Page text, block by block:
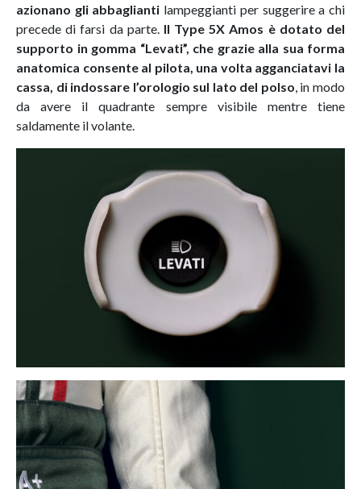
azionano gli abbaglianti lampeggianti per suggerire a chi
precede di farsi da parte. Il Type 5X Amos è dotato del
supporto in gomma “Levati”, che grazie alla sua forma
anatomica consente al pilota, una volta agganciatavi la
cassa, di indossare l’orologio sul lato del polso , in modo
da avere il quadrante sempre visibile mentre tiene
saldamente il volante.